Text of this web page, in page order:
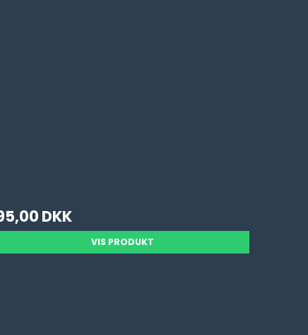
DKK
VIS PRODUKT